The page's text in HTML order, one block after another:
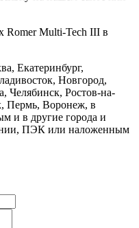
Romer Multi-Tech III в
Екатеринбург,
Новгород,
Челябинск, Ростов-на-
Пермь, Воронеж, в
и в другие города и
ПЭК или наложенным